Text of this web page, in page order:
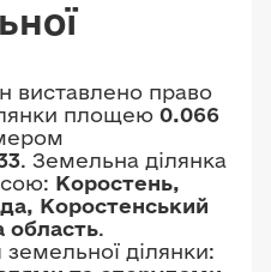
виставлено право
площею 0.066
. Земельна ділянка
Коростень,
Коростенський
.
ділянки: